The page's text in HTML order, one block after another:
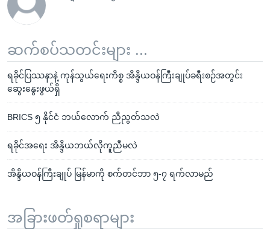
ဆက်စပ်သတင်းများ ...
ရခိုင်ပြဿနာနဲ့ ကုန်သွယ်ရေးကိစ္စ အိန္ဒိယဝန်ကြီးချုပ်ခရီးစဉ်အတွင်း
ဆွေးနွေးဖွယ်ရှိ
BRICS ၅ နိုင်ငံ ဘယ်လောက် ညီညွတ်သလဲ
ရခိုင်အရေး အိန္ဒိယဘယ်လိုကူညီမလဲ
အိန္ဒိယဝန်ကြီးချုပ် မြန်မာကို စက်တင်ဘာ ၅-၇ ရက်လာမည်
အခြားဖတ်ရှုစရာများ